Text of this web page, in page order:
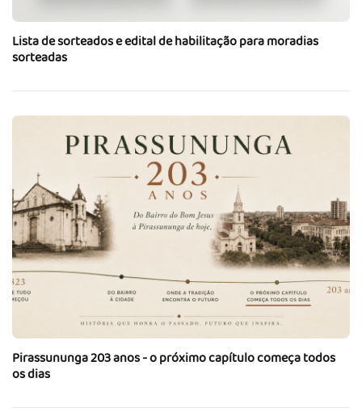
Lista de sorteados e edital de habilitação para moradias
sorteadas
Pirassununga 203 anos - o próximo capítulo começa todos
os dias